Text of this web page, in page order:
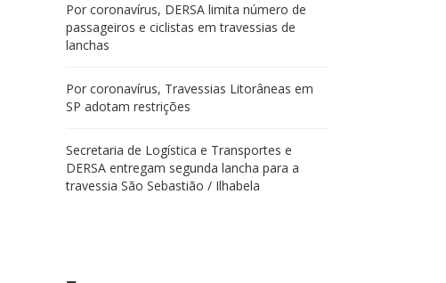
Por coronavírus, DERSA limita número de
passageiros e ciclistas em travessias de
lanchas
Por coronavírus, Travessias Litorâneas em
SP adotam restrições
Secretaria de Logística e Transportes e
DERSA entregam segunda lancha para a
travessia São Sebastião / Ilhabela